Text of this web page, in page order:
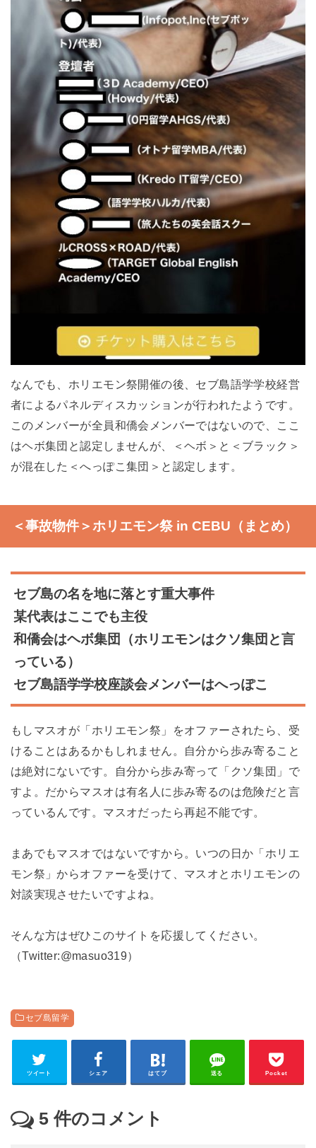
なんでも、ホリエモン祭開催の後、セブ島語学学校経営
者によるパネルディスカッションが行われたようです。
このメンバーが全員和僑会メンバーではないので、ここ
はヘボ集団と認定しませんが、＜ヘボ＞と＜ブラック＞
が混在した＜へっぽこ集団＞と認定します。
＜事故物件＞ホリエモン祭 in CEBU（まとめ）
セブ島の名を地に落とす重大事件
某代表はここでも主役
和僑会はヘボ集団（ホリエモンはクソ集団と言
っている）
セブ島語学学校座談会メンバーはへっぽこ
もしマスオが「ホリエモン祭」をオファーされたら、受
けることはあるかもしれません。自分から歩み寄ること
は絶対にないです。自分から歩み寄って「クソ集団」で
すよ。だからマスオは有名人に歩み寄るのは危険だと言
っているんです。マスオだったら再起不能です。
まあでもマスオではないですから。いつの日か「ホリエ
モン祭」からオファーを受けて、マスオとホリエモンの
対談実現させたいですよね。
そんな方はぜひこのサイトを応援してください。
（Twitter:@masuo319）
セブ島留学
ツイート シェア はてブ 送る Pocket
5件のコメント